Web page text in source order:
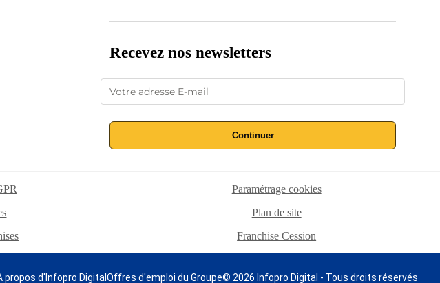
Recevez nos newsletters
Continuer
Paramétrage cookies
Plan de site
Franchise Cession
propos d'Infopro DigitalOffres d'emploi du Groupe© 2026 Infopro Digital - Tous droits réservés